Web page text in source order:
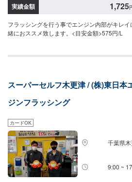
実績金額 1,725
フラッシングを行う事でエンジン内部がキレ
緒におススメ致します。<目安金額>575円/L
スーパーセルフ木更津 / (株)東日本
ジンフラッシング
カードOK
千葉県
9:00 ~